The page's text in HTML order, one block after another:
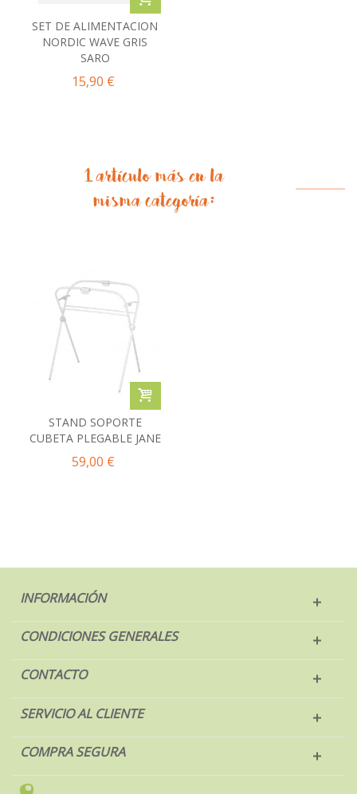
SET DE ALIMENTACION
NORDIC WAVE GRIS
SARO
15,90 €
1 artículo más en la
misma categoría:
STAND SOPORTE
CUBETA PLEGABLE JANE
59,00 €
INFORMACIÓN
CONDICIONES GENERALES
CONTACTO
SERVICIO AL CLIENTE
COMPRA SEGURA